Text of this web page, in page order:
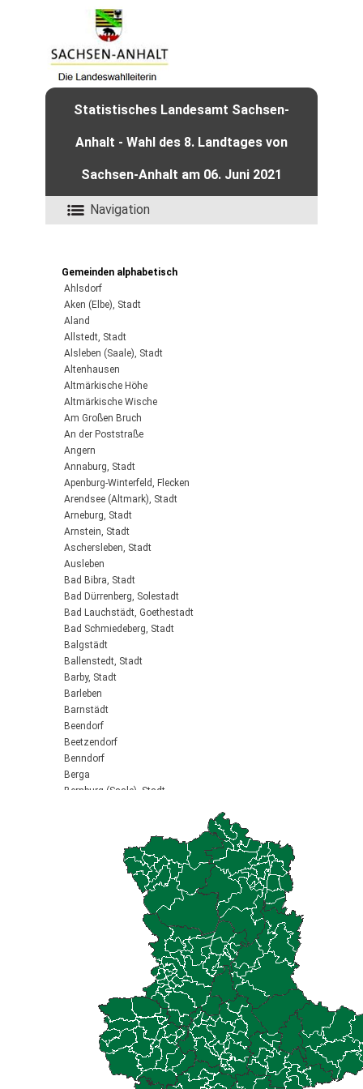
Statistisches Landesamt Sachsen-
Anhalt - Wahl des 8. Landtages von
Sachsen-Anhalt am 06. Juni 2021
Navigation
Gemeinden alphabetisch
Ahlsdorf
Aken (Elbe), Stadt
Aland
Allstedt, Stadt
Alsleben (Saale), Stadt
Altenhausen
Altmärkische Höhe
Altmärkische Wische
Am Großen Bruch
An der Poststraße
Angern
Annaburg, Stadt
Apenburg-Winterfeld, Flecken
Arendsee (Altmark), Stadt
Arneburg, Stadt
Arnstein, Stadt
Aschersleben, Stadt
Ausleben
Bad Bibra, Stadt
Bad Dürrenberg, Solestadt
Bad Lauchstädt, Goethestadt
Bad Schmiedeberg, Stadt
Balgstädt
Ballenstedt, Stadt
Barby, Stadt
Barleben
Barnstädt
Beendorf
Beetzendorf
Benndorf
Berga
Bernburg (Saale), Stadt
Bitterfeld-Wolfen, Stadt
Blankenburg (Harz), Stadt
Brücken-Hackpfüffel
Bülstringen
Burg, Stadt
Burgstall
Calbe (Saale), Stadt